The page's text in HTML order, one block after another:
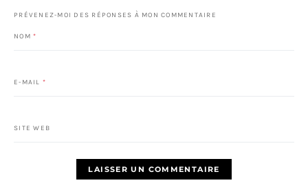
PRÉVENEZ-MOI DES RÉPONSES À MON COMMENTAIRE
NOM *
E-MAIL *
SITE WEB